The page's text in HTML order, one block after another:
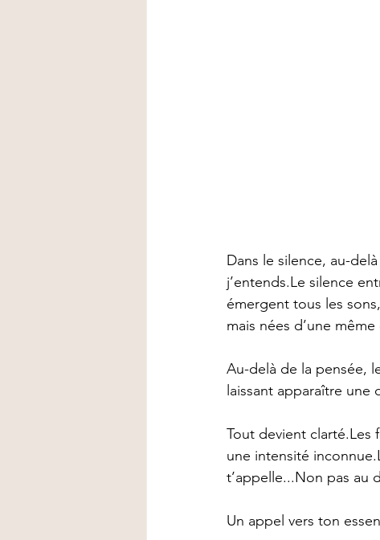
Dans le silence, au-
j’entends.Le silence
émergent tous les
mais nées d’une
Au-delà de la pensée,
laissant apparaître
Tout devient clarté.Les
une intensité
t’appelle...Non pas au
Un appel vers ton